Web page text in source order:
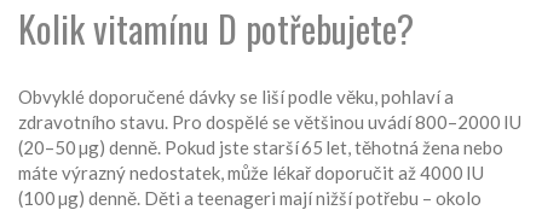
Kolik vitamínu D potřebujete?
Obvyklé doporučené dávky se liší podle věku, pohlaví a
zdravotního stavu. Pro dospělé se většinou uvádí 800–2000 IU
(20–50 µg) denně. Pokud jste starší 65 let, těhotná žena nebo
máte výrazný nedostatek, může lékař doporučit až 4000 IU
(100 µg) denně. Děti a teenageri mají nižší potřebu – okolo